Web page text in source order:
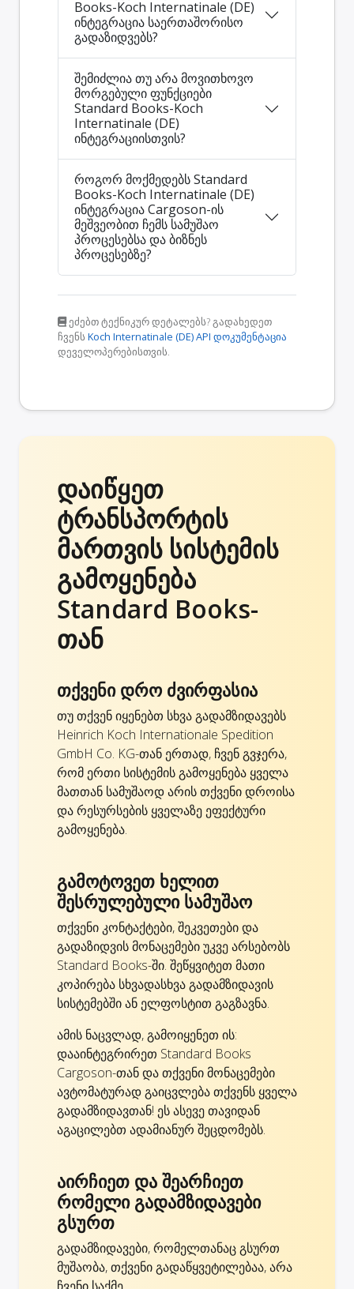
Books-Koch Internatinale (DE)
ინტეგრაცია საერთაშორისო
გადაზიდვებს?
შემიძლია თუ არა მოვითხოვო
მორგებული ფუნქციები
Standard Books-Koch
Internatinale (DE)
ინტეგრაციისთვის?
როგორ მოქმედებს Standard
Books-Koch Internatinale (DE)
ინტეგრაცია Cargoson-ის
მეშვეობით ჩემს სამუშაო
პროცესებსა და ბიზნეს
პროცესებზე?
ეძებთ ტექნიკურ დეტალებს? გადახედეთ
ჩვენს Koch Internatinale (DE) API დოკუმენტაცია
დეველოპერებისთვის.
დაიწყეთ
ტრანსპორტის
მართვის სისტემის
გამოყენება
Standard Books-
თან
თქვენი დრო ძვირფასია
თუ თქვენ იყენებთ სხვა გადამზიდავებს
Heinrich Koch Internationale Spedition
GmbH Co. KG-თან ერთად, ჩვენ გვჯერა,
რომ ერთი სისტემის გამოყენება ყველა
მათთან სამუშაოდ არის თქვენი დროისა
და რესურსების ყველაზე ეფექტური
გამოყენება.
გამოტოვეთ ხელით
შესრულებული სამუშაო
თქვენი კონტაქტები, შეკვეთები და
გადაზიდვის მონაცემები უკვე არსებობს
Standard Books-ში. შეწყვიტეთ მათი
კოპირება სხვადასხვა გადამზიდავის
სისტემებში ან ელფოსტით გაგზავნა.
ამის ნაცვლად, გამოიყენეთ ის:
დააინტეგრირეთ Standard Books
Cargoson-თან და თქვენი მონაცემები
ავტომატურად გაიცვლება თქვენს ყველა
გადამზიდავთან! ეს ასევე თავიდან
აგაცილებთ ადამიანურ შეცდომებს.
აირჩიეთ და შეარჩიეთ
რომელი გადამზიდავები
გსურთ
გადამზიდავები, რომელთანაც გსურთ
მუშაობა, თქვენი გადაწყვეტილებაა, არა